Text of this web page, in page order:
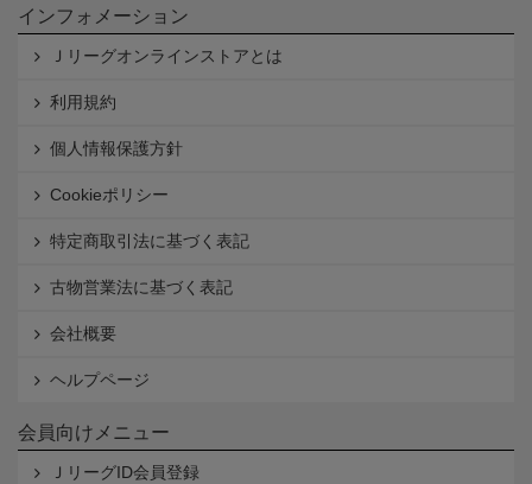
インフォメーション
Ｊリーグオンラインストアとは
利用規約
個人情報保護方針
Cookieポリシー
特定商取引法に基づく表記
古物営業法に基づく表記
会社概要
ヘルプページ
会員向けメニュー
ＪリーグID会員登録